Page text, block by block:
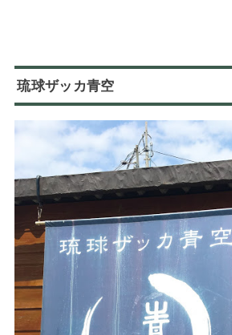
琉球ザッカ青空